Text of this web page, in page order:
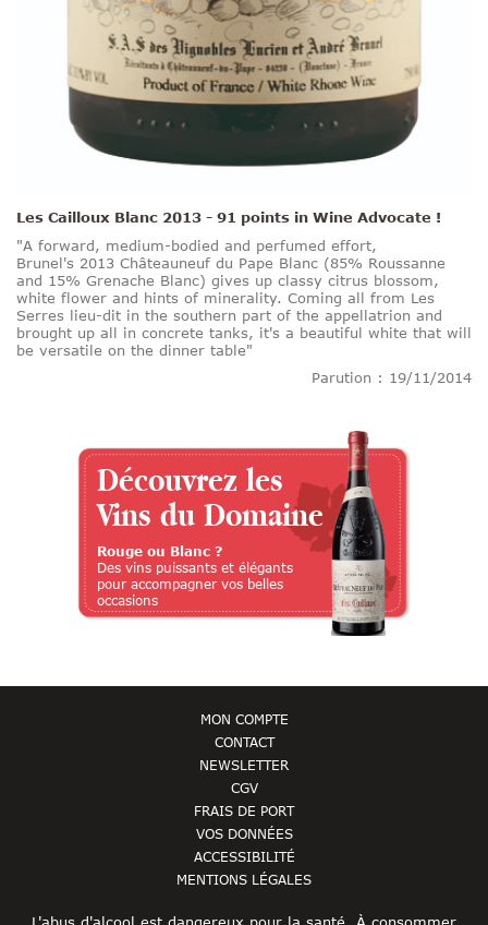
Les Cailloux Blanc 2013 - 91 points in Wine Advocate !
"A forward, medium-bodied and perfumed effort,
Brunel's 2013 Châteauneuf du Pape Blanc (85% Roussanne
and 15% Grenache Blanc) gives up classy citrus blossom,
white flower and hints of minerality. Coming all from Les
Serres lieu-dit in the southern part of the appellatrion and
brought up all in concrete tanks, it's a beautiful white that will
be versatile on the dinner table"
Parution : 19/11/2014
Découvrez les
Vins du Domaine
Rouge ou Blanc ?
Des vins puissants et élégants
pour accompagner vos belles
occasions
MON COMPTE
CONTACT
NEWSLETTER
CGV
FRAIS DE PORT
VOS DONNÉES
ACCESSIBILITÉ
MENTIONS LÉGALES
L'abus d'alcool est dangereux pour la santé. À consommer